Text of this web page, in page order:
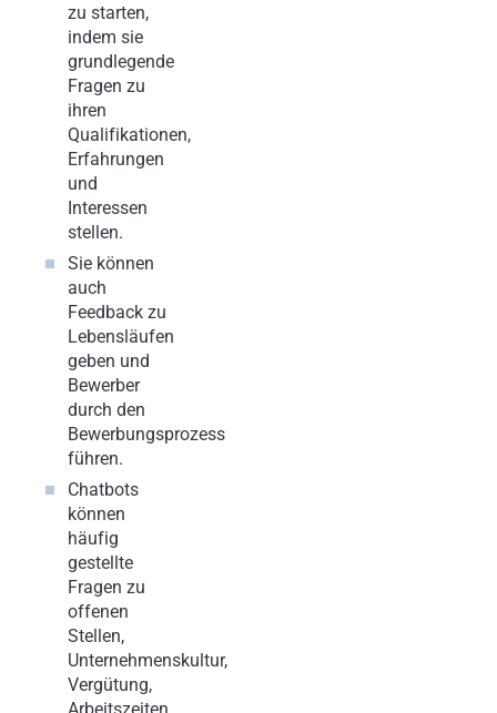
zu starten,
indem sie
grundlegende
Fragen zu
ihren
Qualifikationen,
Erfahrungen
und
Interessen
stellen.
Sie können
auch
Feedback zu
Lebensläufen
geben und
Bewerber
durch den
Bewerbungsprozess
führen.
Chatbots
können
häufig
gestellte
Fragen zu
offenen
Stellen,
Unternehmenskultur,
Vergütung,